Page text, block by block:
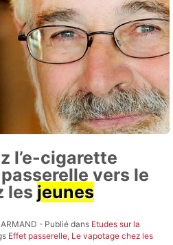
l’e-cigarette
vers le
les jeunes
- Publié dans Etudes sur la
Effet passerelle, Le vapotage chez les